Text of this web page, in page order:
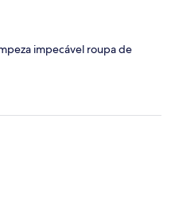
impecável roupa de